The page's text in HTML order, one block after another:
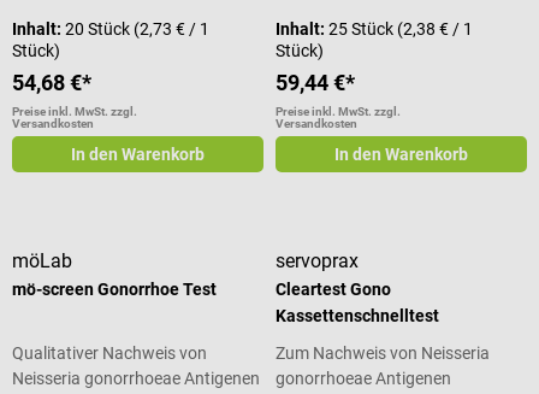
Inhalt: 20 Stück (2,73 € / 1
Stück)
54,68 €*
Preise inkl. MwSt. zzgl.
Versandkosten
In den Warenkorb
Inhalt:25 Stück (2,38 € / 1
Stück)
59,44 €*
Preise inkl. MwSt. zzgl.
Versandkosten
In den Warenkorb
möLab
mö-screen Gonorrhoe Test
Qualitativer Nachweis von
Neisseria gonorrhoeae Antigenen
servoprax
Cleartest Gono
Kassettenschnelltest
Zum Nachweis von Neisseria
gonorrhoeae Antigenen